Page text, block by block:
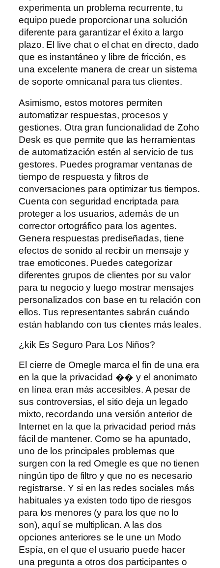
experimenta un problema recurrente, tu
equipo puede proporcionar una solución
diferente para garantizar el éxito a largo
plazo. El live chat o el chat en directo, dado
que es instantáneo y libre de fricción, es
una excelente manera de crear un sistema
de soporte omnicanal para tus clientes.
Asimismo, estos motores permiten
automatizar respuestas, procesos y
gestiones. Otra gran funcionalidad de Zoho
Desk es que permite que las herramientas
de automatización estén al servicio de tus
gestores. Puedes programar ventanas de
tiempo de respuesta y filtros de
conversaciones para optimizar tus tiempos.
Cuenta con seguridad encriptada para
proteger a los usuarios, además de un
corrector ortográfico para los agentes.
Genera respuestas prediseñadas, tiene
efectos de sonido al recibir un mensaje y
trae emoticones. Puedes categorizar
diferentes grupos de clientes por su valor
para tu negocio y luego mostrar mensajes
personalizados con base ​​en tu relación con
ellos. Tus representantes sabrán cuándo
están hablando con tus clientes más leales.
¿kik Es Seguro Para Los Niños?
El cierre de Omegle marca el fin de una era
en la que la privacidad �� y el anonimato
en línea eran más accesibles. A pesar de
sus controversias, el sitio deja un legado
mixto, recordando una versión anterior de
Internet en la que la privacidad period más
fácil de mantener. Como se ha apuntado,
uno de los principales problemas que
surgen con la red Omegle es que no tienen
ningún tipo de filtro y que no es necesario
registrarse. Y si en las redes sociales más
habituales ya existen todo tipo de riesgos
para los menores (y para los que no lo
son), aquí se multiplican. A las dos
opciones anteriores se le une un Modo
Espía, en el que el usuario puede hacer
una pregunta a otros dos participantes o